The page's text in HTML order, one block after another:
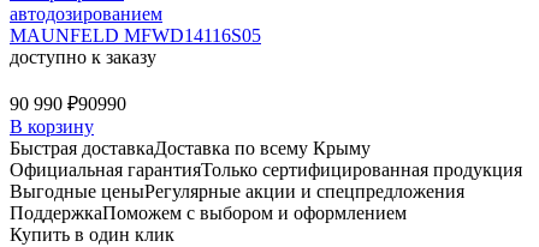
автодозированием
MAUNFELD MFWD14116S05
доступно к заказу
90 990 ₽90990
В корзину
Быстрая доставкаДоставка по всему Крыму
Официальная гарантияТолько сертифицированная продукция
Выгодные ценыРегулярные акции и спецпредложения
ПоддержкаПоможем с выбором и оформлением
Купить в один клик